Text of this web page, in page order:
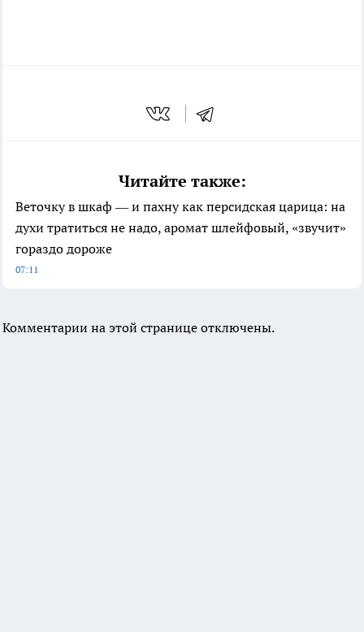
Читайте также:
Веточку в шкаф — и пахну как персидская царица: на
духи тратиться не надо, аромат шлейфовый, «звучит»
гораздо дороже
07:11
Комментарии на этой странице отключены.